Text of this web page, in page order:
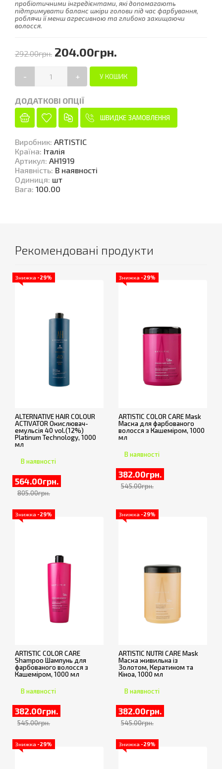
пробіотичними інгредієнтами, які допомагають
підтримувати баланс шкіри голови під час фарбування,
роблячи її менш агресивною та глибоко захищаючи
волосся.
292.00грн. 204.00грн.
- +
ДОДАТКОВІ ОПЦІЇ
ШВИДКЕ ЗАМОВЛЕННЯ
Виробник: ARTISTIC
Країна: Італія
Артикул: AH1919
Наявність: В наявності
Одиниця: шт
Вага: 100.00
Рекомендовані продукти
Знижка -29%
ALTERNATIVE HAIR COLOUR
ACTIVATOR Окислювач-
емульсія 40 vol.(12%)
Platinum Technology, 1000
мл
В наявності
564.00грн.
805.00грн.
Знижка -29%
ARTISTIC COLOR CARE Mask
Маска для фарбованого
волосся з Кашеміром, 1000
мл
В наявності
382.00грн.
545.00грн.
Знижка -29%
ARTISTIC COLOR CARE
Shampoo Шампунь для
фарбованого волосся з
Кашеміром, 1000 мл
В наявності
382.00грн.
545.00грн.
Знижка -29%
ARTISTIC NUTRI CARE Mask
Маска живильна із
Золотом, Кератином та
Кіноа, 1000 мл
В наявності
382.00грн.
545.00грн.
Знижка -29% Знижка -29%